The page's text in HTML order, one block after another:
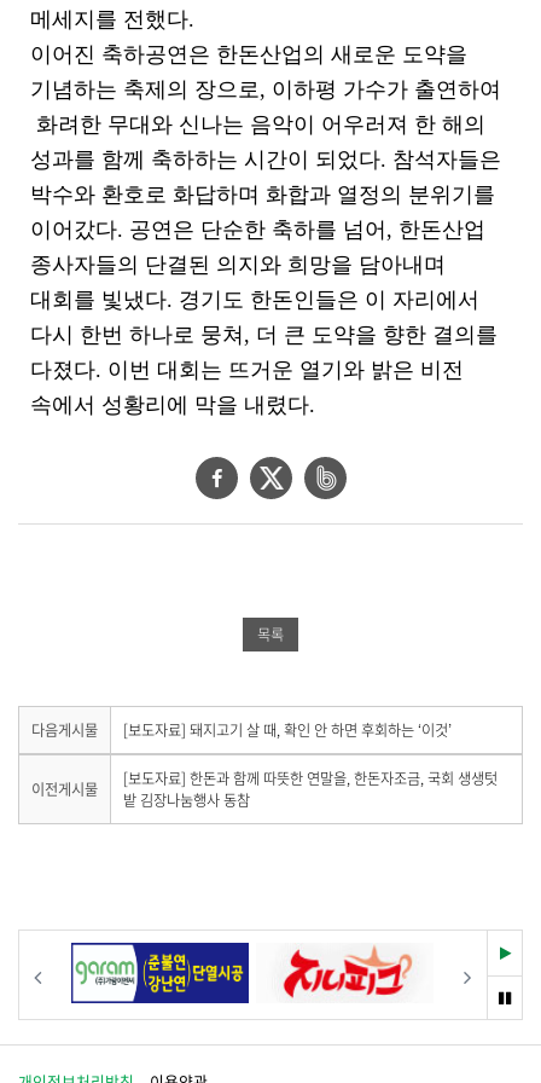
메세지를 전했다.
이어진 축하공연은 한돈산업의 새로운 도약을
기념하는 축제의 장으로, 이하평 가수가 출연하여
화려한 무대와 신나는 음악이 어우러져 한 해의
성과를 함께 축하하는 시간이 되었다. 참석자들은
박수와 환호로 화답하며 화합과 열정의 분위기를
이어갔다. 공연은 단순한 축하를 넘어, 한돈산업
종사자들의 단결된 의지와 희망을 담아내며
대회를 빛냈다. 경기도 한돈인들은 이 자리에서
다시 한번 하나로 뭉쳐, 더 큰 도약을 향한 결의를
다졌다. 이번 대회는 뜨거운 열기와 밝은 비전
속에서 성황리에 막을 내렸다.
페
기
트
유
하
네
하
기
목록
다음게시물
다
음
게
시
다
.
[보도자료] 돼지고기 살 때, 확인 안 하면 후회하는 ‘이것’
이전게시물
이
전
게
습
니
다
[보도자료] 한돈과 함께 따뜻한 연말을, 한돈자조금, 국회 생생텃
밭 김장나눔행사 동참
재
생
멈
춤